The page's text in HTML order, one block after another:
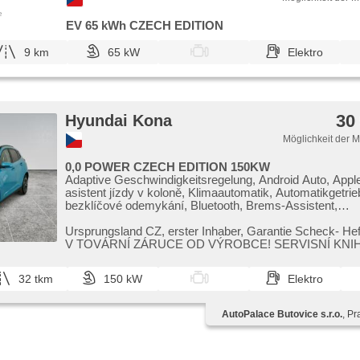
EV 65 kWh CZECH EDITION
9 km 65 kW Elektro
Hyundai Kona 30
Möglichkeit der
0,0 POWER CZECH EDITION 150KW
Adaptive Geschwindigkeitsregelung, Android Auto,
asistent jízdy v koloně, Klimaautomatik,
bezklíčové odemykání, Bluetooth, Brems-Assistent,
Beifahrerairbagdeaktivierung, Teilbare Rücksitzbank,
digitální příjem rádia (DAB), digitální přístrojová deska,
brzda, hands free, Uhr Spur, Wegfahrsperre, isofix,
kožený paket, Multifunktionslenkrad, Lenkrad einstellbar,
Längssitzvorschub, Positionssitze, Servolenkung,
Antriebsschlupfregelung (ASR), řazení pádly pod
Navigation, Scheibenwischersensor, Lichtsensor,
Ursprungsland CZ,​ erster Inhaber,​ Garantie Scheck​-
V TOVÁRNÍ ZÁRUCE OD VÝROBCE! SERVISNÍ KNIHA. Vozidlo
32 tkm 150 kW Elektro
AutoPalace Butovice s.r.o.,